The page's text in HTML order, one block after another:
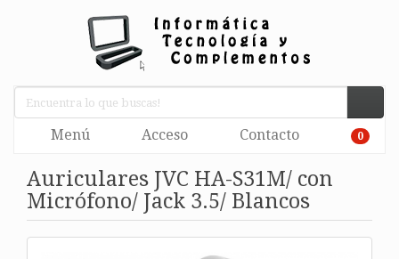
Menú Acceso Contacto 0
Auriculares JVC HA-S31M/ con
Micrófono/ Jack 3.5/ Blancos